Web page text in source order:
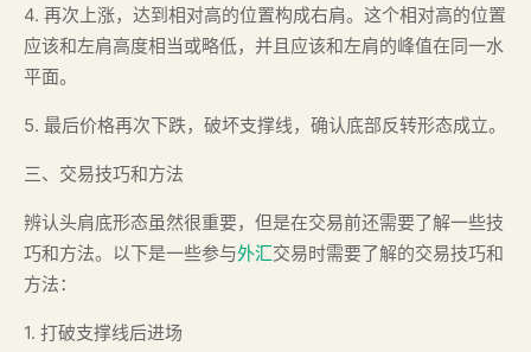
4. 再次上涨，达到相对高的位置构成右肩。这个相对高的位置
应该和左肩高度相当或略低，并且应该和左肩的峰值在同一水
平面。
5. 最后价格再次下跌，破坏支撑线，确认底部反转形态成立。
三、交易技巧和方法
辨认头肩底形态虽然很重要，但是在交易前还需要了解一些技
巧和方法。以下是一些参与外汇交易时需要了解的交易技巧和
方法：
1. 打破支撑线后进场